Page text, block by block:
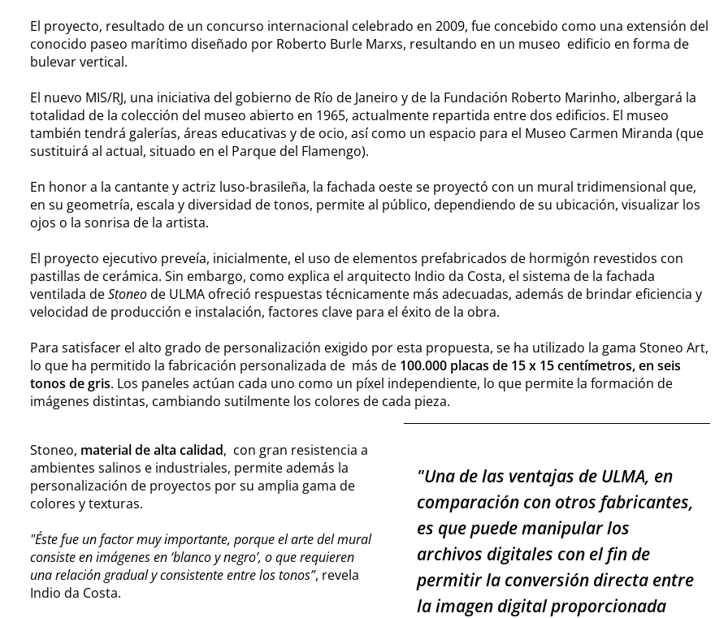
El proyecto, resultado de un concurso internacional celebrado en 2009, fue concebido como una extensión del
conocido paseo marítimo diseñado por Roberto Burle Marxs, resultando en un museo edificio en forma de
bulevar vertical.
El nuevo MIS/RJ, una iniciativa del gobierno de Río de Janeiro y de la Fundación Roberto Marinho, albergará la
totalidad de la colección del museo abierto en 1965, actualmente repartida entre dos edificios. El museo
también tendrá galerías, áreas educativas y de ocio, así como un espacio para el Museo Carmen Miranda (que
sustituirá al actual, situado en el Parque del Flamengo).
En honor a la cantante y actriz luso-brasileña, la fachada oeste se proyectó con un mural tridimensional que,
en su geometría, escala y diversidad de tonos, permite al público, dependiendo de su ubicación, visualizar los
ojos o la sonrisa de la artista.
El proyecto ejecutivo preveía, inicialmente, el uso de elementos prefabricados de hormigón revestidos con
pastillas de cerámica. Sin embargo, como explica el arquitecto Indio da Costa, el sistema de la fachada
ventilada deStoneode ULMA ofreció respuestas técnicamente más adecuadas, además de brindar eficiencia y
velocidad de producción e instalación, factores clave para el éxito de la obra.
Para satisfacer el alto grado de personalización exigido por esta propuesta, se ha utilizado la gama Stoneo Art,
lo que ha permitido la fabricación personalizada de más de 100.000 placas de 15 x 15 centímetros, en seis
tonos de gris. Los paneles actúan cada uno como un píxel independiente, lo que permite la formación de
imágenes distintas, cambiando sutilmente los colores de cada pieza.
"Una de las ventajas de ULMA, en
comparación con otros fabricantes,
es que puede manipular los
archivos digitales con el fin de
permitir la conversión directa entre
la imagen digital proporcionada
Stoneo, material de alta calidad, con gran resistencia a
ambientes salinos e industriales, permite además la
personalización de proyectos por su amplia gama de
colores y texturas.
"Éste fue un factor muy importante, porque el arte del mural
consiste en imágenes en ‘blanco y negro’, o que requieren
una relación gradual y consistente entre los tonos”, revela
Indio da Costa.